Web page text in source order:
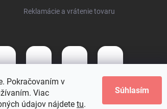
Pokračovaním v
Viac
údajov nájdete tu.
Súhlasím
Reklamácie a vrátenie tovaru